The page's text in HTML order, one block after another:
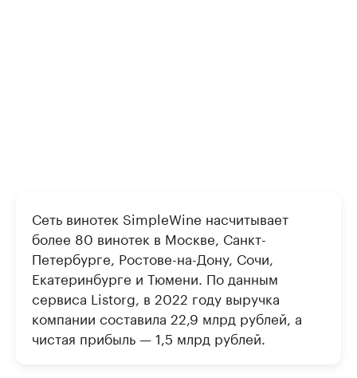
Сеть винотек SimpleWine насчитывает
более 80 винотек в Москве, Санкт-
Петербурге, Ростове-на-Дону, Сочи,
Екатеринбурге и Тюмени. По данным
сервиса Listorg, в 2022 году выручка
компании составила 22,9 млрд рублей, а
чистая прибыль — 1,5 млрд рублей.